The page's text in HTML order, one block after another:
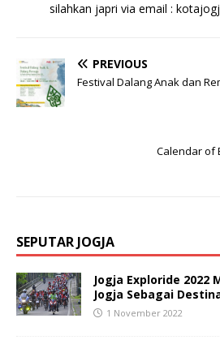
silahkan japri via email :
PREVIOUS
Festival Dalang Anak dan
Calendar of
SEPUTAR JOGJA
Jogja Exploride 2022
Jogja Sebagai
1 November 2022